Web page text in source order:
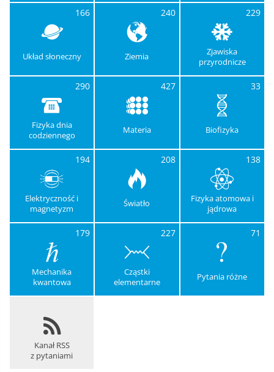
166
Układ słoneczny
240
Ziemia
229
Zjawiska
przyrodnicze
290
Fizyka dnia
codziennego
427
Materia
33
Biofizyka
194
Elektryczność i
magnetyzm
208
Światło
138
Fizyka atomowa i
jądrowa
179
Mechanika
kwantowa
227
Cząstki
elementarne
71
Pytania różne
Kanał RSS
z pytaniami